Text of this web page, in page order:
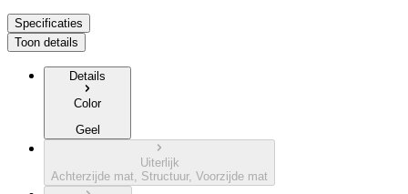
Specificaties
Toon details
Details
Color
Geel
Uiterlijk
Achterzijde mat, Structuur, Voorzijde mat